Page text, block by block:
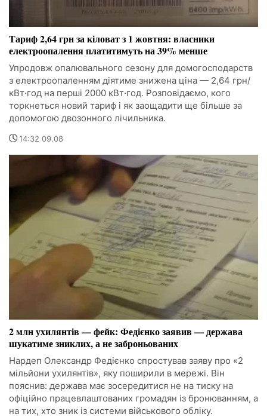
Тариф 2,64 грн за кіловат з 1 жовтня: власники
електроопалення платитимуть на 39% менше
Упродовж опалювального сезону для домогосподарств
з електроопаленням діятиме знижена ціна — 2,64 грн/
кВт·год на перші 2000 кВт·год. Розповідаємо, кого
торкнеться новий тариф і як заощадити ще більше за
допомогою двозонного лічильника.
14:32 09.08
2 млн ухилянтів — фейк: Федієнко заявив — держава
шукатиме зниклих, а не заброньованих
Нардеп Олександр Федієнко спростував заяву про «2
мільйони ухилянтів», яку поширили в мережі. Він
пояснив: держава має зосередитися не на тиску на
офіційно працевлаштованих громадян із бронюванням, а
на тих, хто зник із системи військового обліку.